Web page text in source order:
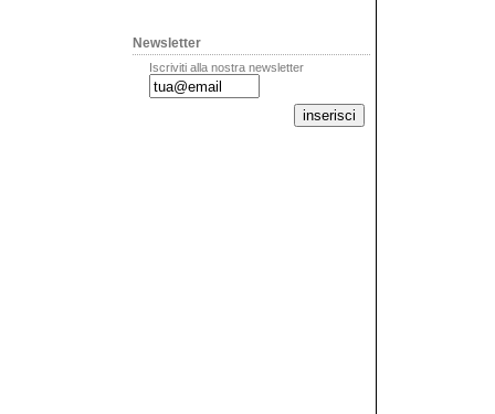
Newsletter
Iscriviti alla nostra newsletter